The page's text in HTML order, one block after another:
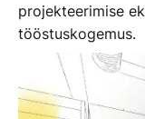
projekteerimise
tööstuskogemus.